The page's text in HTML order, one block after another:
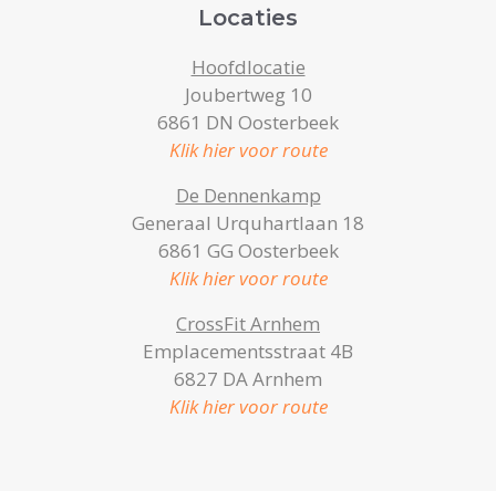
Locaties
Hoofdlocatie
Joubertweg 10
6861 DN Oosterbeek
Klik hier voor route
De Dennenkamp
Generaal Urquhartlaan 18
6861 GG Oosterbeek
Klik hier voor route
CrossFit Arnhem
Emplacementsstraat 4B
6827 DA Arnhem
Klik hier voor route